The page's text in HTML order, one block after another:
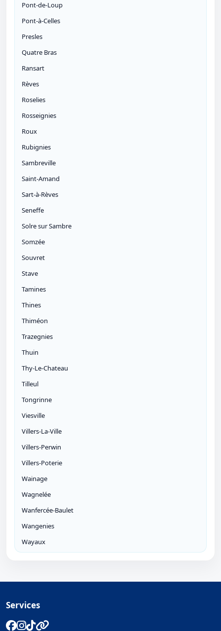
Pont-de-Loup
Pont-à-Celles
Presles
Quatre Bras
Ransart
Rèves
Roselies
Rosseignies
Roux
Rubignies
Sambreville
Saint-Amand
Sart-à-Rèves
Seneffe
Solre sur Sambre
Somzée
Souvret
Stave
Tamines
Thines
Thiméon
Trazegnies
Thuin
Thy-Le-Chateau
Tilleul
Tongrinne
Viesville
Villers-La-Ville
Villers-Perwin
Villers-Poterie
Wainage
Wagnelée
Wanfercée-Baulet
Wangenies
Wayaux
Services